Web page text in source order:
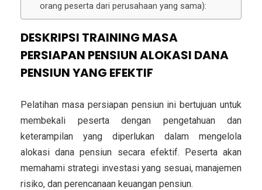
orang peserta dari perusahaan yang sama):
DESKRIPSI TRAINING MASA
PERSIAPAN PENSIUN ALOKASI DANA
PENSIUN YANG EFEKTIF
Pelatihan masa persiapan pensiun ini bertujuan untuk
membekali peserta dengan pengetahuan dan
keterampilan yang diperlukan dalam mengelola
alokasi dana pensiun secara efektif. Peserta akan
memahami strategi investasi yang sesuai, manajemen
risiko, dan perencanaan keuangan pensiun.